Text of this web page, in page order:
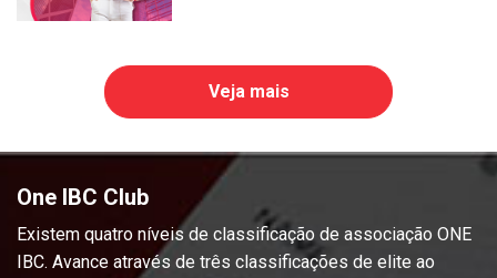
Veja mais
One IBC Club
Existem quatro níveis de classificação de associação ONE
IBC. Avance através de três classificações de elite ao